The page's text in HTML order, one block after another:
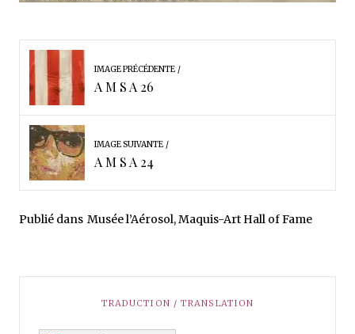
IMAGE PRÉCÉDENTE
A M S A 26
IMAGE SUIVANTE
A M S A 24
Publié dans Musée l’Aérosol, Maquis-Art Hall of Fame
TRADUCTION / TRANSLATION